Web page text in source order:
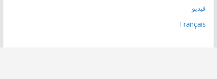
فيديو
Français